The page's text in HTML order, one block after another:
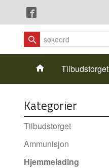
innholdet
ProdukterTilbudstorget
Kategorier
Tilbudstorget
Ammunisjon
Hjemmelading